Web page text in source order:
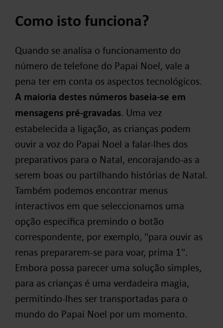
Como isto funciona?
Quando se analisa o funcionamento do
número de telefone do Papai Noel, vale a
pena ter em conta os aspectos tecnológicos.
A maioria destes números baseia-se em
mensagens pré-gravadas. Uma vez
estabelecida a ligação, as crianças podem
ouvir a voz do Papai Noel a falar-lhes dos
preparativos para o Natal, encorajando-as a
serem boas ou partilhando histórias de Natal.
Também podemos encontrar menus
interactivos em que seleccionamos uma
opção específica premindo o botão
correspondente, por exemplo, "para ouvir as
renas prepararem-se para voar, prima 1".
Embora possa parecer uma solução simples,
para as crianças é uma verdadeira magia,
permitindo-lhes ser transportadas para o
mundo do Papai Noel por um momento.